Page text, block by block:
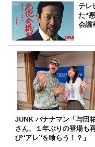
テレ
た“
会議
JUNK バナナマン「与田祐希
さん、１年ぶりの登場も
び“アレ”を喰らう！？」